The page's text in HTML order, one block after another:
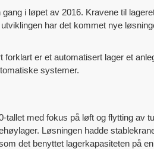
i løpet av 2016. Kravene til
har det kommet nye
er et automatisert lager et
systemer.
med fokus på løft og flytting av
Løsningen hadde
det benyttet lagerkapasiteten på